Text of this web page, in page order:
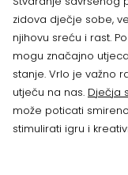
zidova dječje sobe,
njihovu sreću i rast.
mogu značajno
stanje. Vrlo je važno
utječu na nas. Dječja
može poticati
stimulirati igru i